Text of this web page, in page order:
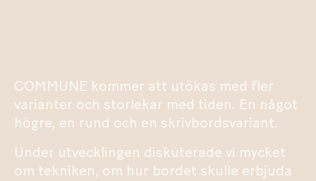
COMMUNE kommer att utökas med fler
varianter och storlekar med tiden. En något
högre, en rund och en skrivbordsvariant.
Under utvecklingen diskuterade vi mycket
om tekniken, om hur bordet skulle erbjuda